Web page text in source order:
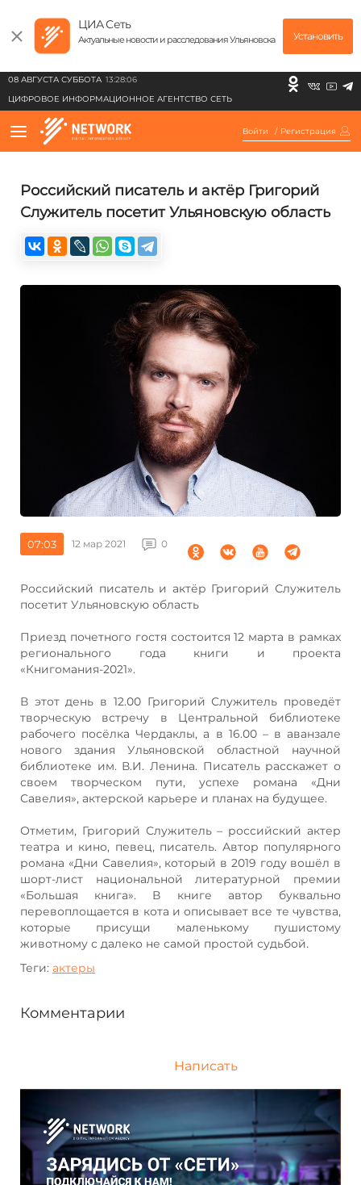
ЦИА Сеть
Актуальные новости и расследования Ульяновска Установить
08 АВГУСТА СУББОТА 13:28:06
ЦИФРОВОЕ ИНФОРМАЦИОННОЕ АГЕНТСТВО СЕТЬ
Войти / Регистрация
Российский писатель и актёр Григорий
Служитель посетит Ульяновскую область
07:03 12 мар 2021 0
Российский писатель и актёр Григорий Служитель
посетит Ульяновскую область
Приезд почетного гостя состоится 12 марта в рамках
регионального года книги и проекта
«Книгомания-2021».
В этот день в 12.00 Григорий Служитель проведёт
творческую встречу в Центральной библиотеке
рабочего посёлка Чердаклы, а в 16.00 – в аванзале
нового здания Ульяновской областной научной
библиотеке им. В.И. Ленина. Писатель расскажет о
своем творческом пути, успехе романа «Дни
Савелия», актерской карьере и планах на будущее.
Отметим, Григорий Служитель – российский актер
театра и кино, певец, писатель. Автор популярного
романа «Дни Савелия», который в 2019 году вошёл в
шорт-лист национальной литературной премии
«Большая книга». В книге автор буквально
перевоплощается в кота и описывает все те чувства,
которые присущи маленькому пушистому
животному с далеко не самой простой судьбой.
Теги: актеры
Комментарии
Написать